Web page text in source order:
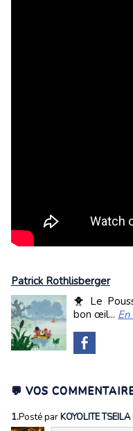
Patrick Rothlisberger
🐥 Le
bon œil...
💬 VOS
1.Posté parKOYOLITE TSEILA